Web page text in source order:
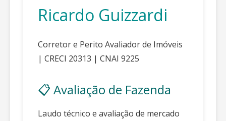
Ricardo Guizzardi
Corretor e Perito Avaliador de Imóveis
| CRECI 20313 | CNAI 9225
📋 Avaliação de Fazenda
Laudo técnico e avaliação de mercado